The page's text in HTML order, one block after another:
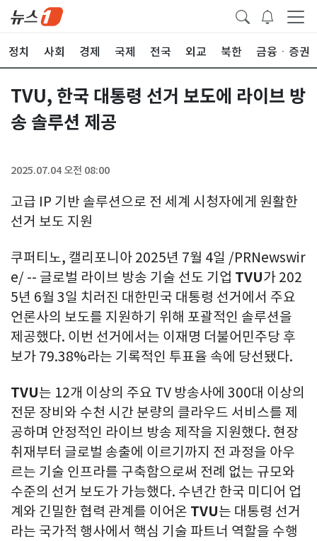
정치 사회 경제 국제 전국 외교 북한 금융ㆍ증권
TVU, 한국 대통령 선거 보도에 라이브 방
송 솔루션 제공
2025.07.04 오전 08:00
고급 IP 기반 솔루션으로 전 세계 시청자에게 원활한
선거 보도 지원
쿠퍼티노, 캘리포니아 2025년 7월 4일 /PRNewswir
e/ -- 글로벌 라이브 방송 기술 선도 기업 TVU가 202
5년 6월 3일 치러진 대한민국 대통령 선거에서 주요
언론사의 보도를 지원하기 위해 포괄적인 솔루션을
제공했다. 이번 선거에서는 이재명 더불어민주당 후
보가 79.38%라는 기록적인 투표율 속에 당선됐다.
TVU는 12개 이상의 주요 TV 방송사에 300대 이상의
전문 장비와 수천 시간 분량의 클라우드 서비스를 제
공하며 안정적인 라이브 방송 제작을 지원했다. 현장
취재부터 글로벌 송출에 이르기까지 전 과정을 아우
르는 기술 인프라를 구축함으로써 전례 없는 규모와
수준의 선거 보도가 가능했다. 수년간 한국 미디어 업
계와 긴밀한 협력 관계를 이어온 TVU는 대통령 선거
라는 국가적 행사에서 핵심 기술 파트너 역할을 수행